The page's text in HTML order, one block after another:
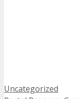
Kategori
Uncategorized